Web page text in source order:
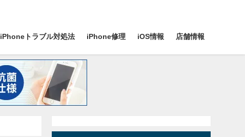
iPhoneトラブル対処法 iPhone修理 iOS情報 店舗情報